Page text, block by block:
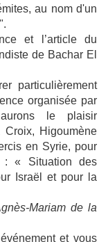
au nom d'un
et l’article du
de Bachar El
particulièrement
organisée par
aurons le plaisir
Croix, Higoumène
en Syrie, pour
: « Situation des
Israël et pour la
Mariam de la
et vous